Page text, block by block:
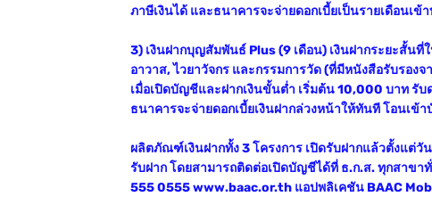
ภาษีเงินได้ และธนาคารจะจ่ายดอกเบี้ยเป็นรายเดือน
3) เงินฝากบุญสัมพันธ์ Plus (9 เดือน) เงินฝากระยะสั้น
อาวาส, ไวยาวัจกร และกรรมการวัด (ที่มีหนังสือรับรอ
เมื่อเปิดบัญชีและฝากเงินขั้นต่ำ เริ่มต้น 10,000 บาท รับ
ธนาคารจะจ่ายดอกเบี้ยเงินฝากล่วงหน้าให้ทันที โอนเ
ผลิตภัณฑ์เงินฝากทั้ง 3 โครงการ เปิดรับฝากแล้วตั้งแต่
รับฝาก โดยสามารถติดต่อเปิดบัญชีได้ที่ ธ.ก.ส. ทุกสาขา
555 0555 www.baac.or.th แอปพลิเคชัน BAAC